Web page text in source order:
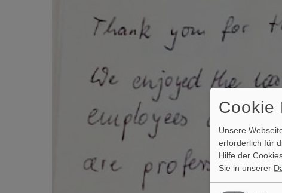
Cookie
Unsere
erforderlich für
Hilfe der
Sie in unserer